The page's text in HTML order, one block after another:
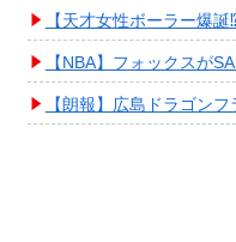
【天才女性ボーラー爆誕⁉︎】エンジ
【NBA】フォックスがSASと4年2億
【朗報】広島ドラゴンフライズ、つ